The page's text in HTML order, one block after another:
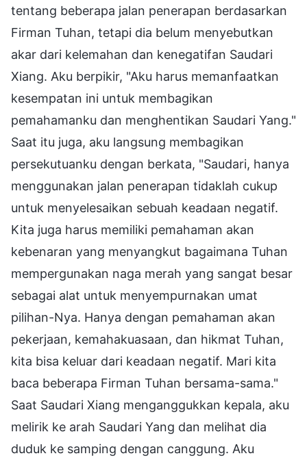
tentang beberapa jalan penerapan berdasarkan
Firman Tuhan, tetapi dia belum menyebutkan
akar dari kelemahan dan kenegatifan Saudari
Xiang. Aku berpikir, "Aku harus memanfaatkan
kesempatan ini untuk membagikan
pemahamanku dan menghentikan Saudari Yang."
Saat itu juga, aku langsung membagikan
persekutuanku dengan berkata, "Saudari, hanya
menggunakan jalan penerapan tidaklah cukup
untuk menyelesaikan sebuah keadaan negatif.
Kita juga harus memiliki pemahaman akan
kebenaran yang menyangkut bagaimana Tuhan
mempergunakan naga merah yang sangat besar
sebagai alat untuk menyempurnakan umat
pilihan-Nya. Hanya dengan pemahaman akan
pekerjaan, kemahakuasaan, dan hikmat Tuhan,
kita bisa keluar dari keadaan negatif. Mari kita
baca beberapa Firman Tuhan bersama-sama."
Saat Saudari Xiang menganggukkan kepala, aku
melirik ke arah Saudari Yang dan melihat dia
duduk ke samping dengan canggung. Aku